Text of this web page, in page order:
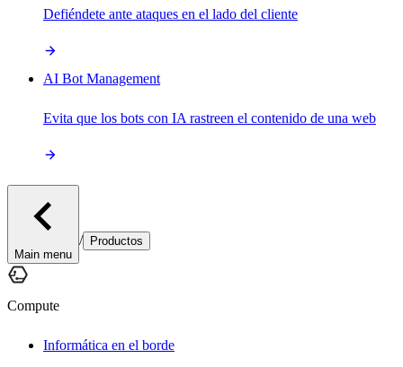
Defiéndete ante ataques en el lado del cliente
AI Bot Management
Evita que los bots con IA rastreen el contenido de una web
Main menu
/ Productos
Compute
Informática en el borde